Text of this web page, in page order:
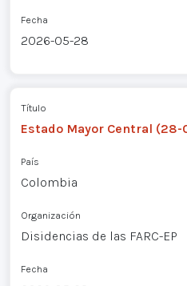
Fecha
2026-05-28
Título
Estado Mayor Central (28-
País
Colombia
Organización
Disidencias de las FARC-EP
Fecha